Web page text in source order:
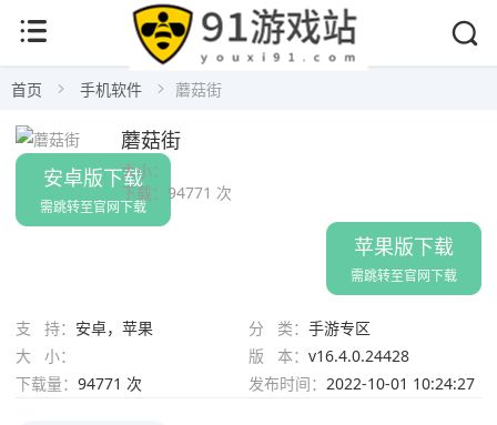
首页 手机软件 蘑菇街
苹果版下载
需跳转至官网下载
安卓版下载
需跳转至官网下载
大小：
下载： 94771 次
蘑菇街
支 持： 安卓，苹果 分 类： 手游专区
大 小：
版 本： v16.4.0.24428
下载量： 94771 次 发布时间： 2022-10-01 10:24:27